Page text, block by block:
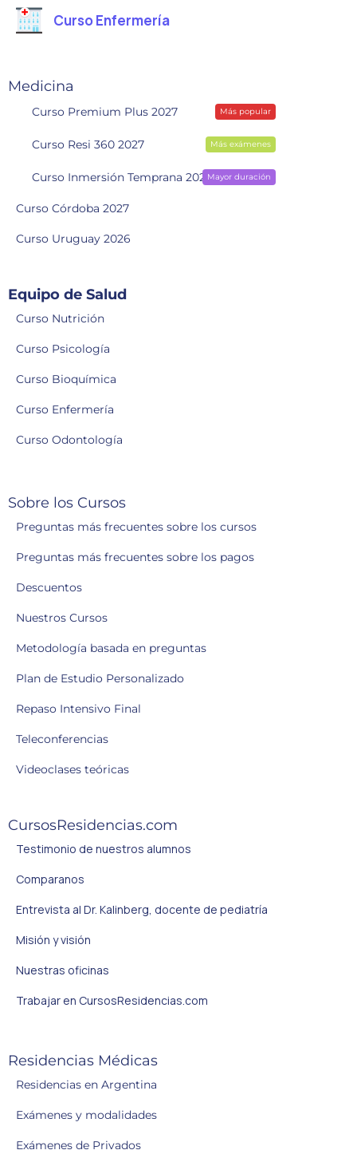
Curso Enfermería
Medicina
Curso Premium Plus 2027 Más popular
Curso Resi 360 2027 Más exámenes
Curso Inmersión Temprana 2028Mayor duración
Curso Córdoba 2027
Curso Uruguay 2026
Equipo de Salud
Curso Nutrición
Curso Psicología
Curso Bioquímica
Curso Enfermería
Curso Odontología
Sobre los Cursos
Preguntas más frecuentes sobre los cursos
Preguntas más frecuentes sobre los pagos
Descuentos
Nuestros Cursos
Metodología basada en preguntas
Plan de Estudio Personalizado
Repaso Intensivo Final
Teleconferencias
Videoclases teóricas
CursosResidencias.com
Testimonio de nuestros alumnos
Comparanos
Entrevista al Dr. Kalinberg, docente de pediatría
Misión y visión
Nuestras oficinas
Trabajar en CursosResidencias.com
Residencias Médicas
Residencias en Argentina
Exámenes y modalidades
Exámenes de Privados